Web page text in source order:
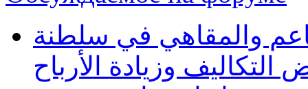
والمقاهي في سلطنة
وزيادة الأرباح